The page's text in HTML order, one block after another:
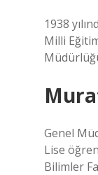
1938
Milli
Genel
Lise
Bilimler